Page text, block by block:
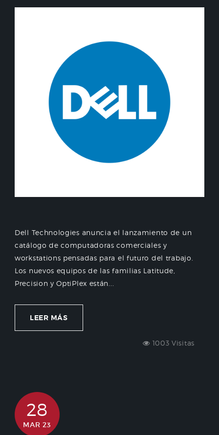
Dell Technologies anuncia el lanzamiento de un
catálogo de computadoras comerciales y
workstations pensadas para el futuro del trabajo.
Los nuevos equipos de las familias Latitude,
Precision y OptiPlex están...
LEER MÁS
1003 Visitas
28
MAR 23